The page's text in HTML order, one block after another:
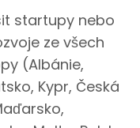
startupy nebo
ze všech
(Albánie,
Kypr, Česká